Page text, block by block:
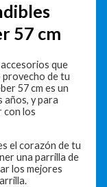
57 cm
que
provecho de tu
57 cm es un
años, y para
con los
el corazón de tu
una parrilla de
los mejores